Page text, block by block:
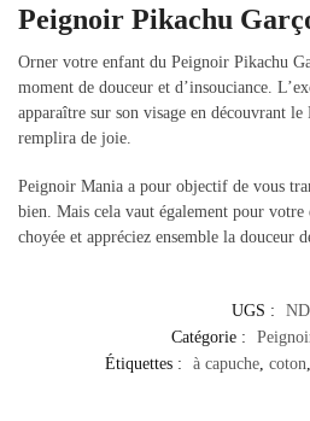
Peignoir Pikachu
Orner votre enfant du Peignoir Pikachu
moment de douceur et d’insouciance.
apparaître sur son visage en découvrant
remplira de joie.
Peignoir Mania a pour objectif de vous
bien. Mais cela vaut également pour
choyée et appréciez ensemble la douceur
UGS :
ND
Catégorie :
Étiquettes :
à capuche, coton,